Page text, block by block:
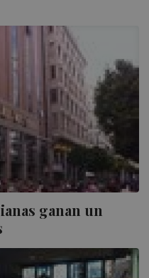
ganan un